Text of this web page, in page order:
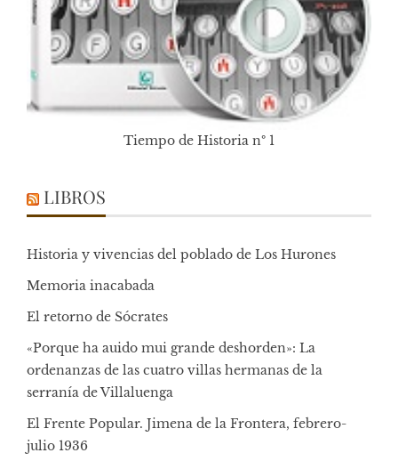
Tiempo de Historia nº 1
LIBROS
Historia y vivencias del poblado de Los Hurones
Memoria inacabada
El retorno de Sócrates
«Porque ha auido mui grande deshorden»: La
ordenanzas de las cuatro villas hermanas de la
serranía de Villaluenga
El Frente Popular. Jimena de la Frontera, febrero-
julio 1936